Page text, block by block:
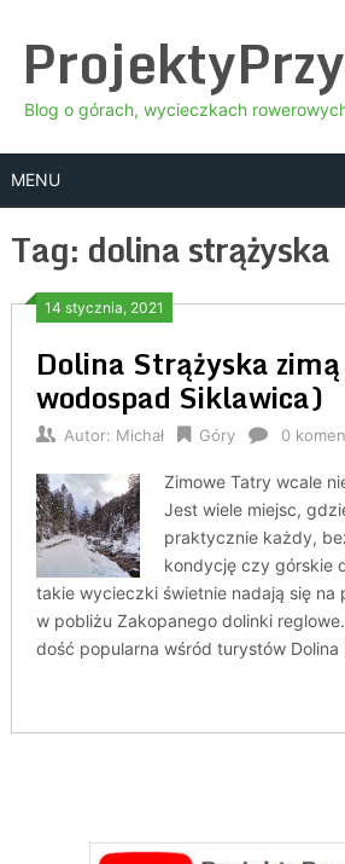
content
Blog o górach, wycieczkach
MENU
Tag: dolina strążyska
14 stycznia, 2021
Dolina Strążyska
wodospad Siklawica)
Autor: Michał Góry 0
Zimowe Tatry wcale
Jest wiele miejsc,
praktycznie każdy,
kondycję czy górskie
takie wycieczki świetnie nadają się na
w pobliżu Zakopanego dolinki
dość popularna wśród turystów Dolina